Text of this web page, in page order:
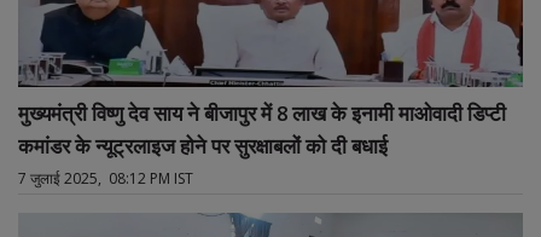
मुख्यमंत्री विष्णु देव साय ने बीजापुर में 8 लाख के इनामी माओवादी डिप्टी
कमांडर के न्यूट्रलाइज होने पर सुरक्षाबलों को दी बधाई
7 जुलाई 2025, 08:12 PM IST